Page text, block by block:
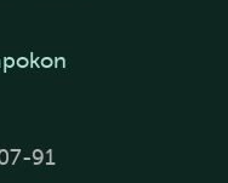
91